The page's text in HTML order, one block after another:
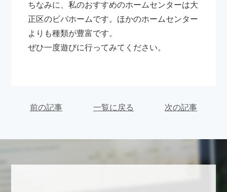
ちなみに、私のおすすめのホームセンターは大
正区のビバホームです。ほかのホームセンター
よりも種類が豊富です。
ぜひ一度遊びに行ってみてください。
前の記事 一覧に戻る 次の記事